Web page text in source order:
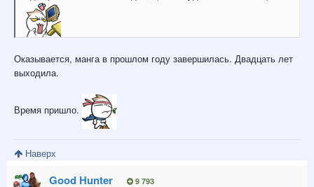
Оказывается, манга в прошлом году завершилась. Двадцать лет
выходила.
Время пришло.
Наверх
Good Hunter 9 793